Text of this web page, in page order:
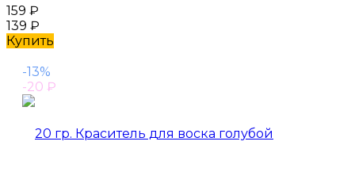
159 ₽
139 ₽
Купить
-13%
-20 ₽